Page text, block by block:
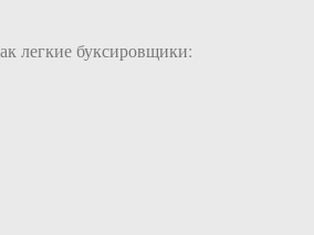
легкие буксировщики: